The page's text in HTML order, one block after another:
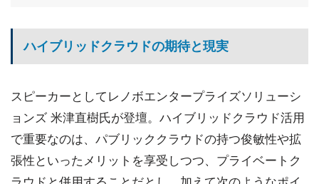
ハイブリッドクラウドの期待と現実
スピーカーとしてレノボエンタープライズソリューシ
ョンズ 米津直樹氏が登壇。ハイブリッドクラウド活用
で重要なのは、パブリッククラウドの持つ俊敏性や拡
張性といったメリットを享受しつつ、プライベートク